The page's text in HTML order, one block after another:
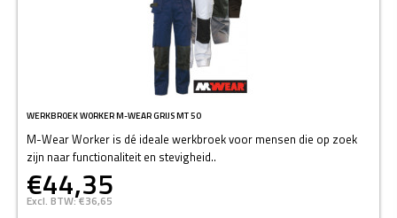
WERKBROEK WORKER M-WEAR GRIJS MT 50
M-Wear Worker is dé ideale werkbroek voor mensen die op zoek
zijn naar functionaliteit en stevigheid..
€44,35
Excl. BTW: €36,65